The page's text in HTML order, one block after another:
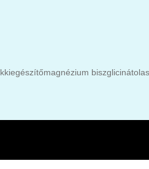
magnézium biszglicinát